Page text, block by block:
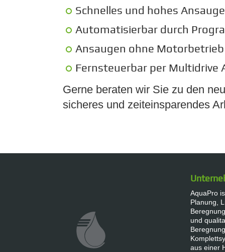
Schnelles und hohes
Automatisierbar durch
Ansaugen ohne Motorbetrieb
Fernsteuerbar per Multidrive
Gerne beraten wir Sie zu den
sicheres und zeiteinsparendes
AquaPro
Planung,
und
aus einer